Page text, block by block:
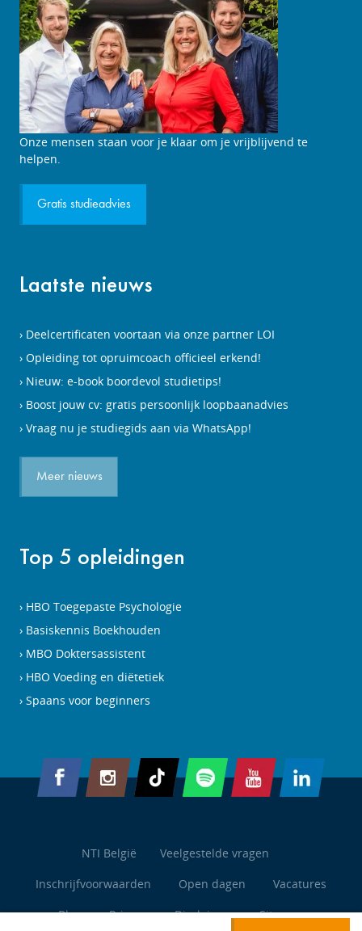
Studieadviesgesprek
aanvragen
Onze mensen staan voor je klaar om je vrijblijvend te
helpen.
Gratis studieadvies
Laatste nieuws
Deelcertificaten voortaan via onze partner LOI
Opleiding tot opruimcoach officieel erkend!
Nieuw: e-book boordevol studietips!
Boost jouw cv: gratis persoonlijk loopbaanadvies
Vraag nu je studiegids aan via WhatsApp!
Meer nieuws
Top 5 opleidingen
HBO Toegepaste Psychologie
Basiskennis Boekhouden
MBO Doktersassistent
HBO Voeding en diëtetiek
Spaans voor beginners
NTI België
Veelgestelde vragen
Inschrijfvoorwaarden
Open dagen
Vacatures
Blog
Privacy Disclaimer Sitemap